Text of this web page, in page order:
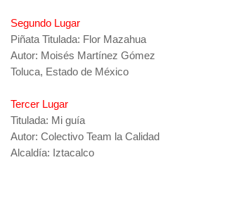
Segundo Lugar
Piñata Titulada: Flor Mazahua
Autor: Moisés Martínez Gómez
Toluca, Estado de México
Tercer Lugar
Titulada: Mi guía
Autor: Colectivo Team la Calidad
Alcaldía: Iztacalco